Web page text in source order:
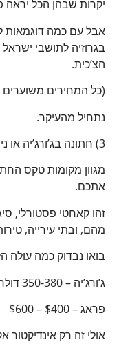
יקרות שבהן הכל יראה
אבל עם כמה דוגמאות
בגרוזיה לתושבי ישראל
הצ’כית.
(כל המחירים משוערים
נתחיל מהעיקר.
מגוון מקומות טקס
אתכם.
זהו קאחטי פסטורלי,
מהם, ובתי עירייה,
בואו נבדוק כמה עולה
ג’ורג’יה – 350-380 דולר
פראג – $400 – $600
אולי זה רק אינדיקטור